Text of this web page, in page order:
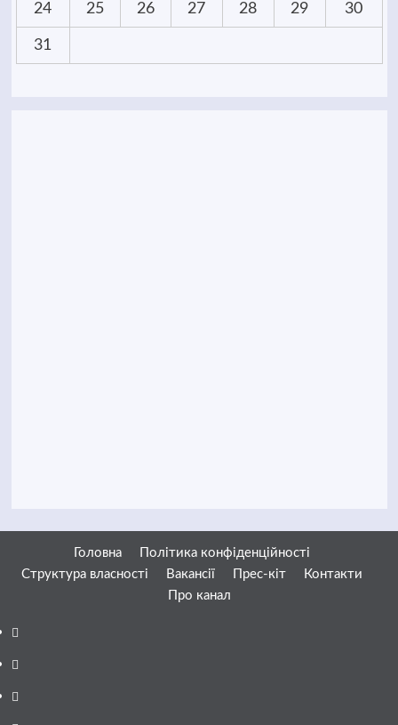
24 25 26 27 28 29 30
31
Головна
Політика конфіденційності
Структура власності
Вакансії Прес-кіт
Контакти
Про канал
Facebook
YouTube
Telegram